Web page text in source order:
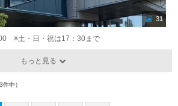
31
※土・日・祝は17：30まで
もっと見る
件中）